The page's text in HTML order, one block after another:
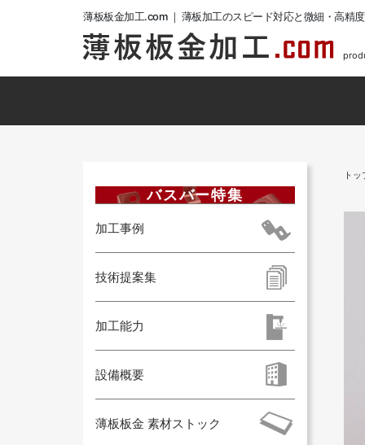
薄板板金加工.com ｜ 薄板加工のスピード対応と微細・高精
バスバー特集
加工事例
技術提案集
加工能力
設備概要
薄板板金 素材ストック
ト